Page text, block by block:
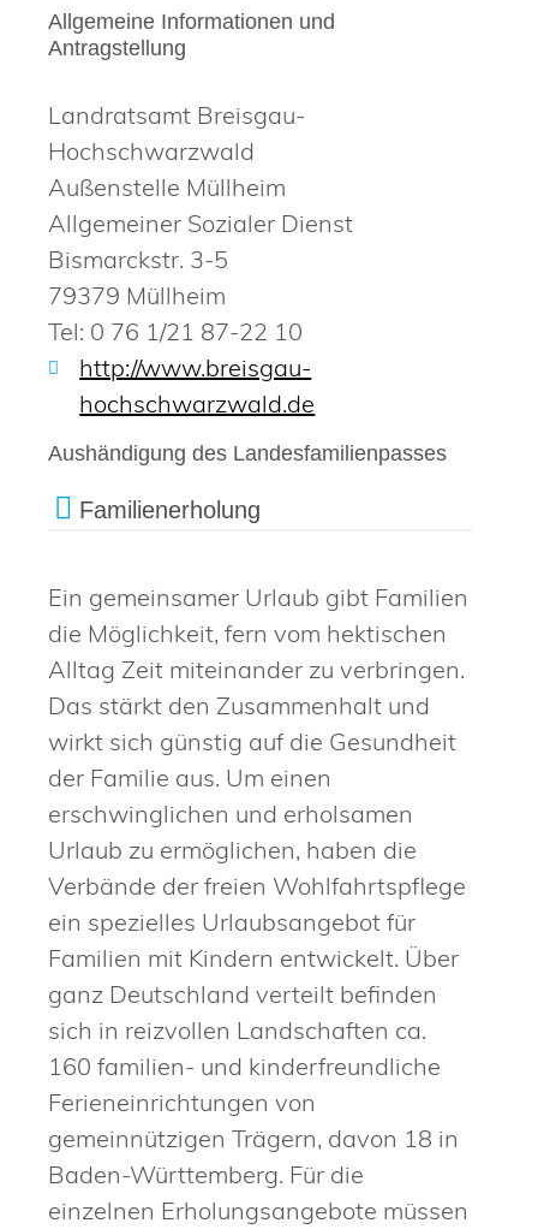
Allgemeine Informationen und
Antragstellung
Landratsamt Breisgau-
Hochschwarzwald
Außenstelle Müllheim
Allgemeiner Sozialer Dienst
Bismarckstr. 3-5
79379 Müllheim
Tel: 0 76 1/21 87-22 10
http://www.breisgau-
hochschwarzwald.de
Aushändigung des Landesfamilienpasses
Familienerholung
Ein gemeinsamer Urlaub gibt Familien
die Möglichkeit, fern vom hektischen
Alltag Zeit miteinander zu verbringen.
Das stärkt den Zusammenhalt und
wirkt sich günstig auf die Gesundheit
der Familie aus. Um einen
erschwinglichen und erholsamen
Urlaub zu ermöglichen, haben die
Verbände der freien Wohlfahrtspflege
ein spezielles Urlaubsangebot für
Familien mit Kindern entwickelt. Über
ganz Deutschland verteilt befinden
sich in reizvollen Landschaften ca.
160 familien- und kinderfreundliche
Ferieneinrichtungen von
gemeinnützigen Trägern, davon 18 in
Baden-Württemberg. Für die
einzelnen Erholungsangebote müssen